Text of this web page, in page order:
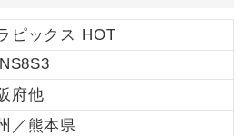
ピックス HOT
府他
／熊本県
。
性限定でご参加いただけるコースで
。
参加にあたり年齢に制限があるコース